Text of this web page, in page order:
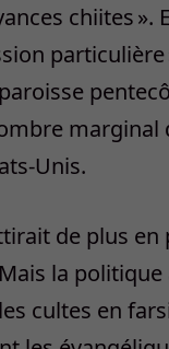
chiites ».
marginal
Unis.
de plus
la politique
cultes en